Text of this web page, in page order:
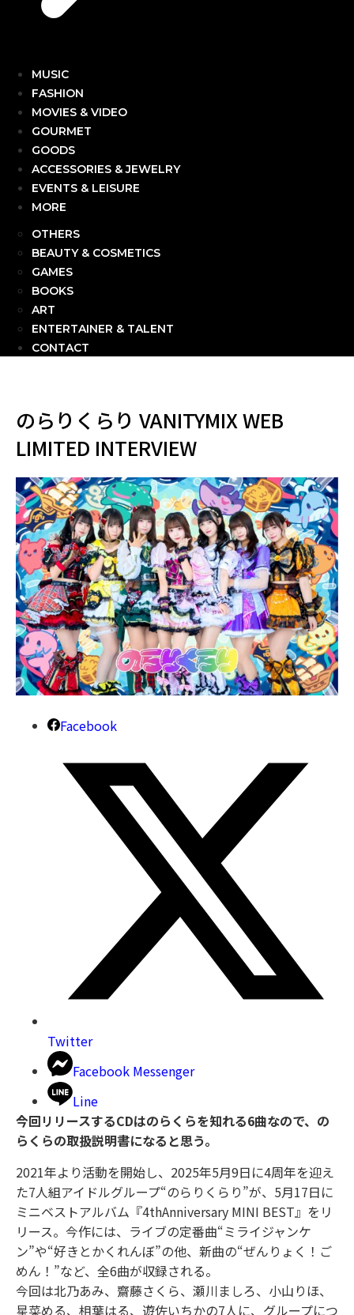
MUSIC
FASHION
MOVIES & VIDEO
GOURMET
GOODS
ACCESSORIES & JEWELRY
EVENTS & LEISURE
MORE
OTHERS
BEAUTY & COSMETICS
GAMES
BOOKS
ART
ENTERTAINER & TALENT
CONTACT
のらりくらり VANITYMIX WEB
LIMITED INTERVIEW
Facebook
Twitter
Facebook Messenger
Line
今回リリースするCDはのらくらを知れる6曲なので、の
らくらの取扱説明書になると思う。
2021年より活動を開始し、2025年5月9日に4周年を迎え
た7人組アイドルグループ“のらりくらり”が、5月17日に
ミニベストアルバム『4thAnniversary MINI BEST』をリ
リース。今作には、ライブの定番曲“ミライジャンケ
ン”や“好きとかくれんぼ”の他、新曲の“ぜんりょく！ご
めん！”など、全6曲が収録される。
今回は北乃あみ、齋藤さくら、瀬川ましろ、小山りほ、
星菜める、相葉はる、遊佐いちかの7人に、グループにつ